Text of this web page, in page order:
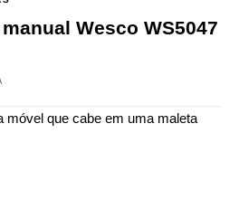
Wesco WS5047